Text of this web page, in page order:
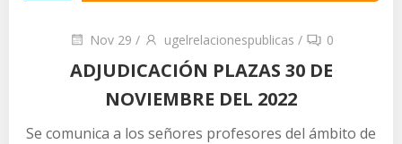
Nov 29 / ugelrelacionespublicas / 0
ADJUDICACIÓN PLAZAS 30 DE
NOVIEMBRE DEL 2022
Se comunica a los señores profesores del ámbito de